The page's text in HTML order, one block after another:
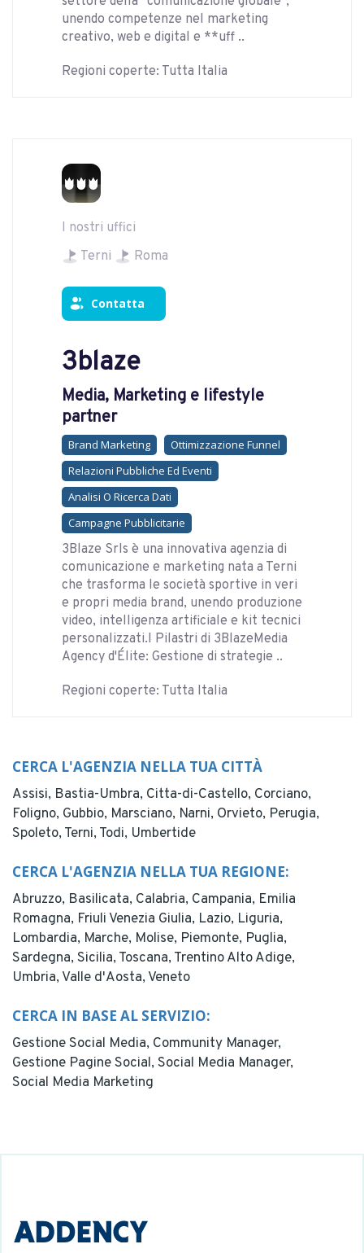
unendo competenze nel marketing
creativo, web e digital e **uff ..
Regioni coperte: Tutta Italia
I nostri uffici
Terni
Roma
Contatta
3blaze
Media, Marketing e lifestyle
partner
Brand Marketing
Ottimizzazione Funnel
Relazioni Pubbliche Ed Eventi
Analisi O Ricerca Dati
Campagne Pubblicitarie
3Blaze Srls è una innovativa agenzia di
comunicazione e marketing nata a Terni
che trasforma le società sportive in veri
e propri media brand, unendo produzione
video, intelligenza artificiale e kit tecnici
personalizzati.I Pilastri di 3BlazeMedia
Agency d'Élite: Gestione di strategie ..
Regioni coperte: Tutta Italia
CERCA L'AGENZIA NELLA TUA CITTÀ
Assisi, Bastia-Umbra, Citta-di-Castello, Corciano,
Foligno, Gubbio, Marsciano, Narni, Orvieto, Perugia,
Spoleto, Terni, Todi, Umbertide
CERCA L'AGENZIA NELLA TUA REGIONE:
Abruzzo, Basilicata, Calabria, Campania, Emilia
Romagna, Friuli Venezia Giulia, Lazio, Liguria,
Lombardia, Marche, Molise, Piemonte, Puglia,
Sardegna, Sicilia, Toscana, Trentino Alto Adige,
Umbria, Valle d'Aosta, Veneto
CERCA IN BASE AL SERVIZIO:
Gestione Social Media, Community Manager,
Gestione Pagine Social, Social Media Manager,
Social Media Marketing